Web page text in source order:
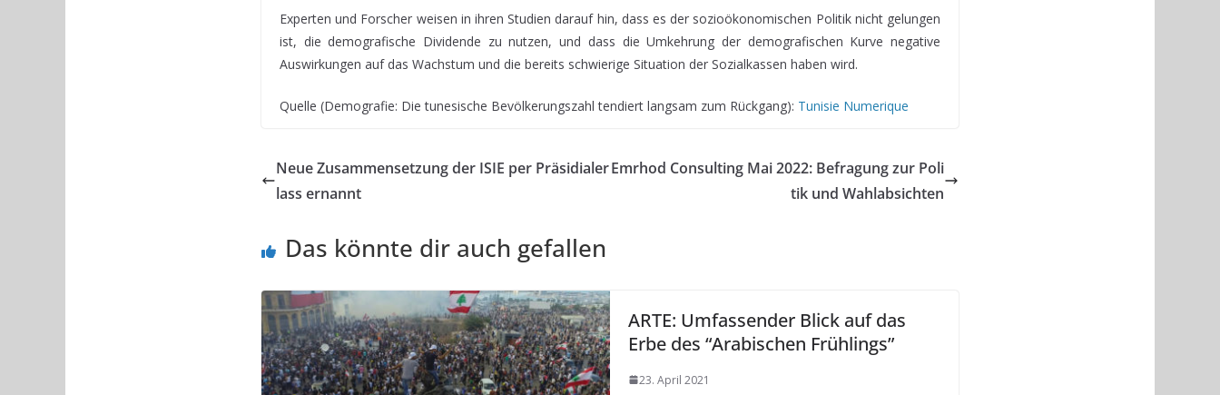
Experten und Forscher weisen in ihren Studien darauf hin, dass es der sozioökonomischen Politik nicht gelungen
ist, die demografische Dividende zu nutzen, und dass die Umkehrung der demografischen Kurve negative
Auswirkungen auf das Wachstum und die bereits schwierige Situation der Sozialkassen haben wird.
Quelle (Demografie: Die tunesische Bevölkerungszahl tendiert langsam zum Rückgang): Tunisie Numerique
Neue Zusammensetzung der ISIE per Präsidialer
lass ernannt
Emrhod Consulting Mai 2022: Befragung zur Poli
tik und Wahlabsichten
Das könnte dir auch gefallen
ARTE: Umfassender Blick auf das
Erbe des “Arabischen Frühlings”
23. April 2021